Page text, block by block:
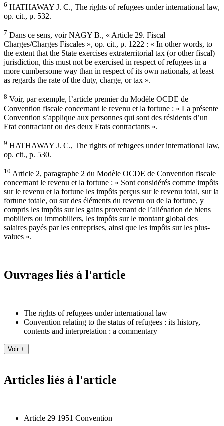
6 HATHAWAY J. C., The rights of refugees under international law,
op. cit., p. 532.
7 Dans ce sens, voir NAGY B., « Article 29. Fiscal
Charges/Charges Fiscales », op. cit., p. 1222 : « In other words, to
the extent that the State exercises extraterritorial tax (or other fiscal)
jurisdiction, this must not be exercised in respect of refugees in a
more cumbersome way than in respect of its own nationals, at least
as regards the rate of the duty, charge, or tax ».
8 Voir, par exemple, l’article premier du Modèle OCDE de
Convention fiscale concernant le revenu et la fortune : « La présente
Convention s’applique aux personnes qui sont des résidents d’un
Etat contractant ou des deux Etats contractants ».
9 HATHAWAY J. C., The rights of refugees under international law,
op. cit., p. 530.
10 Article 2, paragraphe 2 du Modèle OCDE de Convention fiscale
concernant le revenu et la fortune : « Sont considérés comme impôts
sur le revenu et la fortune les impôts perçus sur le revenu total, sur la
fortune totale, ou sur des éléments du revenu ou de la fortune, y
compris les impôts sur les gains provenant de l’aliénation de biens
mobiliers ou immobiliers, les impôts sur le montant global des
salaires payés par les entreprises, ainsi que les impôts sur les plus-
values ».
Ouvrages liés à l'article
The rights of refugees under international law
Convention relating to the status of refugees : its history,
contents and interpretation : a commentary
Articles liés à l'article
Article 29 1951 Convention